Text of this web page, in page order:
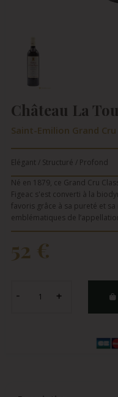
Château La
Saint-Emilion Grand
Elégant / Structuré / Profond
Né en 1879, ce Grand Cru
Figeac s'est converti à la
favoris grâce à sa pureté et
emblématiques de
52 €